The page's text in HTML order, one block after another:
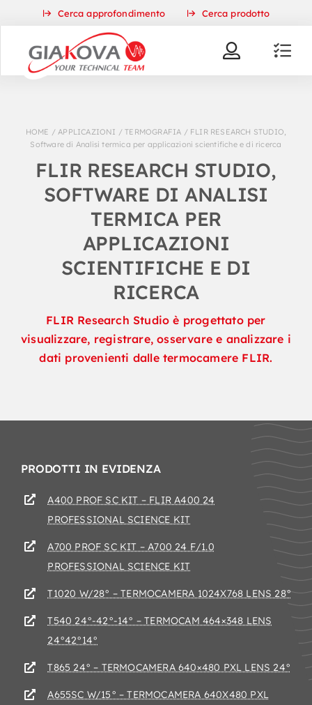
content
Cerca approfondimento Cerca prodotto
HOME / APPLICAZIONI /TERMOGRAFIA / FLIR RESEARCH STUDIO,
Software di Analisi termica per applicazioni scientifiche e di ricerca
FLIR RESEARCH STUDIO,
SOFTWARE DI ANALISI
TERMICA PER
APPLICAZIONI
SCIENTIFICHE E DI
RICERCA
FLIR Research Studio è progettato per
visualizzare, registrare, osservare e analizzare i
dati provenienti dalle termocamere FLIR.
PRODOTTI IN EVIDENZA
A400 PROF SC KIT – FLIR A400 24
PROFESSIONAL SCIENCE KIT
A700 PROF SC KIT – A700 24 F/1.0
PROFESSIONAL SCIENCE KIT
T1020 W/28° – TERMOCAMERA 1024X768 LENS 28°
T540 24°-42°-14° – TERMOCAM 464×348 LENS
24°42°14°
T865 24° – TERMOCAMERA 640×480 PXL LENS 24°
A655SC W/15° – TERMOCAMERA 640X480 PXL